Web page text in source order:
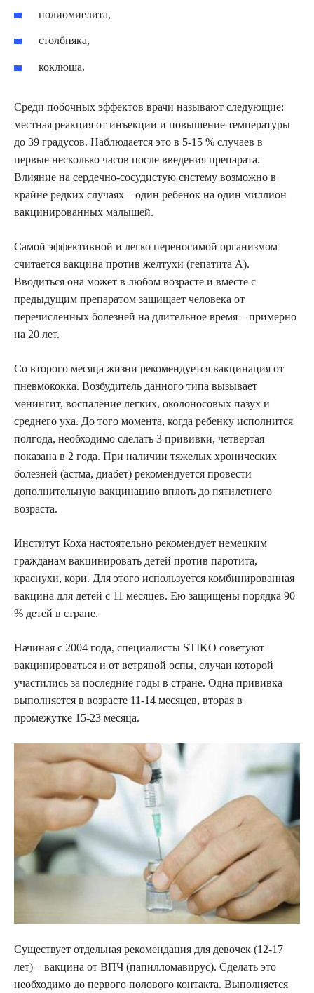
полиомиелита,
столбняка,
коклюша.
Среди побочных эффектов врачи называют следующие:
местная реакция от инъекции и повышение температуры
до 39 градусов. Наблюдается это в 5-15 % случаев в
первые несколько часов после введения препарата.
Влияние на сердечно-сосудистую систему возможно в
крайне редких случаях – один ребенок на один миллион
вакцинированных малышей.
Самой эффективной и легко переносимой организмом
считается вакцина против желтухи (гепатита А).
Вводиться она может в любом возрасте и вместе с
предыдущим препаратом защищает человека от
перечисленных болезней на длительное время – примерно
на 20 лет.
Со второго месяца жизни рекомендуется вакцинация от
пневмококка. Возбудитель данного типа вызывает
менингит, воспаление легких, околоносовых пазух и
среднего уха. До того момента, когда ребенку исполнится
полгода, необходимо сделать 3 прививки, четвертая
показана в 2 года. При наличии тяжелых хронических
болезней (астма, диабет) рекомендуется провести
дополнительную вакцинацию вплоть до пятилетнего
возраста.
Институт Коха настоятельно рекомендует немецким
гражданам вакцинировать детей против паротита,
краснухи, кори. Для этого используется комбинированная
вакцина для детей с 11 месяцев. Ею защищены порядка 90
% детей в стране.
Начиная с 2004 года, специалисты STIKO советуют
вакцинироваться и от ветряной оспы, случаи которой
участились за последние годы в стране. Одна прививка
выполняется в возрасте 11-14 месяцев, вторая в
промежутке 15-23 месяца.
Существует отдельная рекомендация для девочек (12-17
лет) – вакцина от ВПЧ (папилломавирус). Сделать это
необходимо до первого полового контакта. Выполняется